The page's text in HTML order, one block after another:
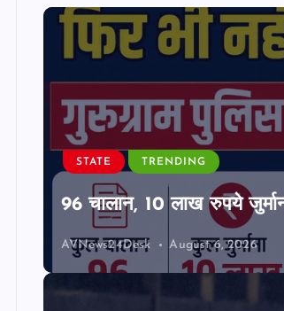
STATE TRENDING
96 चालान, 10 लाख रुपये
AVNews24Desk August 6, 2026